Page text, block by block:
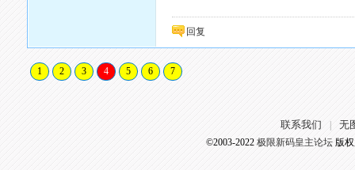
回复
1 2 3 4 5 6 7
联系我们 无
©2003-2022 极限新码皇主论坛版权